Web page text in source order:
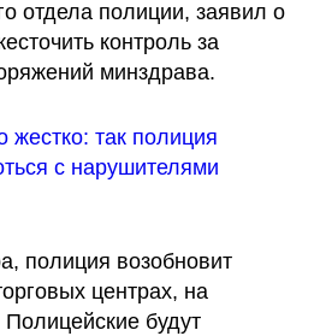
отдела полиции, заявил о
контроль за
минздрава.
так полиция
с нарушителями
центрах, на
будут